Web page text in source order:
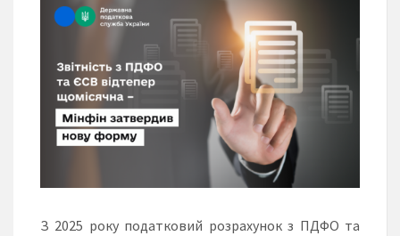
З 2025 року податковий розрахунок з ПДФО та